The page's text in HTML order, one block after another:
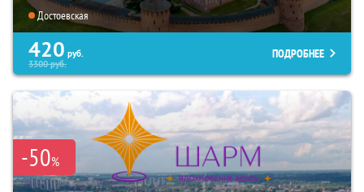
Достоевская
420 руб.
3300руб.
ПОДРОБНЕЕ
-50%